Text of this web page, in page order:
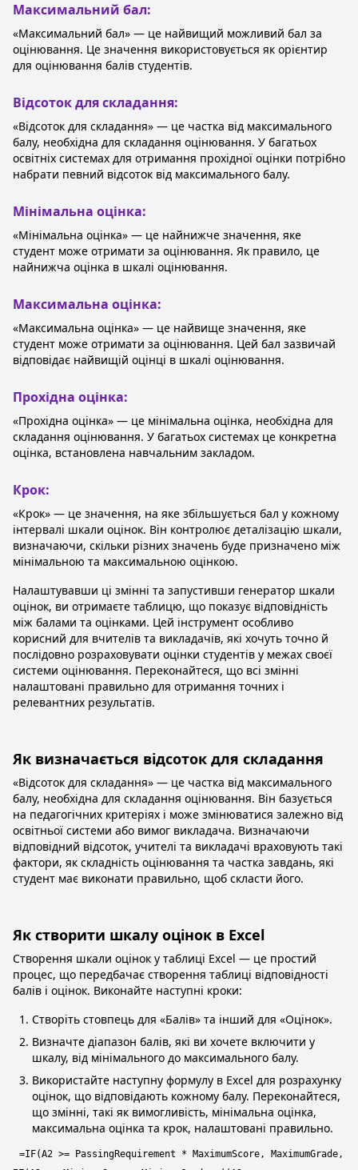
Максимальний бал:
«Максимальний бал» — це найвищий можливий бал за
оцінювання. Це значення використовується як орієнтир
для оцінювання балів студентів.
Відсоток для складання:
«Відсоток для складання» — це частка від максимального
балу, необхідна для складання оцінювання. У багатьох
освітніх системах для отримання прохідної оцінки потрібно
набрати певний відсоток від максимального балу.
Мінімальна оцінка:
«Мінімальна оцінка» — це найнижче значення, яке
студент може отримати за оцінювання. Як правило, це
найнижча оцінка в шкалі оцінювання.
Максимальна оцінка:
«Максимальна оцінка» — це найвище значення, яке
студент може отримати за оцінювання. Цей бал зазвичай
відповідає найвищій оцінці в шкалі оцінювання.
Прохідна оцінка:
«Прохідна оцінка» — це мінімальна оцінка, необхідна для
складання оцінювання. У багатьох системах це конкретна
оцінка, встановлена навчальним закладом.
Крок:
«Крок» — це значення, на яке збільшується бал у кожному
інтервалі шкали оцінок. Він контролює деталізацію шкали,
визначаючи, скільки різних значень буде призначено між
мінімальною та максимальною оцінкою.
Налаштувавши ці змінні та запустивши генератор шкали
оцінок, ви отримаєте таблицю, що показує відповідність
між балами та оцінками. Цей інструмент особливо
корисний для вчителів та викладачів, які хочуть точно й
послідовно розраховувати оцінки студентів у межах своєї
системи оцінювання. Переконайтеся, що всі змінні
налаштовані правильно для отримання точних і
релевантних результатів.
Як визначається відсоток для складання
«Відсоток для складання» — це частка від максимального
балу, необхідна для складання оцінювання. Він базується
на педагогічних критеріях і може змінюватися залежно від
освітньої системи або вимог викладача. Визначаючи
відповідний відсоток, учителі та викладачі враховують такі
фактори, як складність оцінювання та частка завдань, які
студент має виконати правильно, щоб скласти його.
Як створити шкалу оцінок в Excel
Створення шкали оцінок у таблиці Excel — це простий
процес, що передбачає створення таблиці відповідності
балів і оцінок. Виконайте наступні кроки:
Створіть стовпець для «Балів» та інший для «Оцінок».
Визначте діапазон балів, які ви хочете включити у
шкалу, від мінімального до максимального балу.
Використайте наступну формулу в Excel для розрахунку
оцінок, що відповідають кожному балу. Переконайтеся,
що змінні, такі як вимогливість, мінімальна оцінка,
максимальна оцінка та крок, налаштовані правильно.
=IF(A2 >= PassingRequirement * MaximumScore, MaximumGrade,